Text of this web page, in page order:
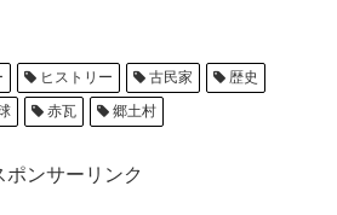
ヒストリー 古民家
歴史
赤瓦 郷土村
ポンサーリンク